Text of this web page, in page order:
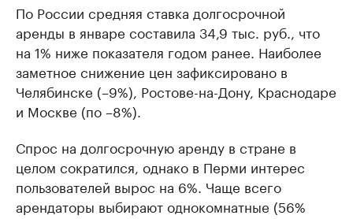
По России средняя ставка долгосрочной
аренды в январе составила 34,9 тыс. руб., что
на 1% ниже показателя годом ранее. Наиболее
заметное снижение цен зафиксировано в
Челябинске (–9%), Ростове-на-Дону, Краснодаре
и Москве (по –8%).
Спрос на долгосрочную аренду в стране в
целом сократился, однако в Перми интерес
пользователей вырос на 6%. Чаще всего
арендаторы выбирают однокомнатные (56%